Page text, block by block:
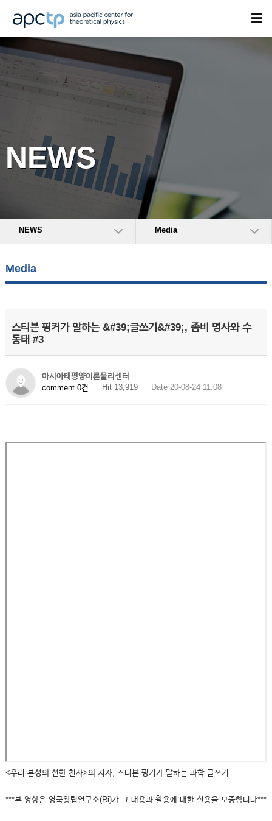
NEWS
NEWS Media
Media
스티븐 핑커가 말하는 &#39;글쓰기&#39;, 좀비 명사와 수
동태 #3
아시아태평양이론물리센터
comment 0건
Hit 13,919 Date 20-08-24 11:08
<우리 본성의 선한 천사>의 저자, 스티븐 핑커가 말하는 과학 글쓰기.
***본 영상은 영국왕립연구소(Ri)가 그 내용과 활용에 대한 신용을 보증합니다***